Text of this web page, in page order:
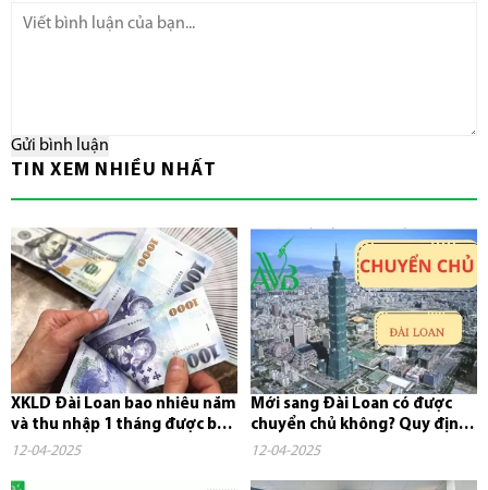
Gửi bình luận
TIN XEM NHIỀU NHẤT
XKLD Đài Loan bao nhiêu năm
và thu nhập 1 tháng được bao
nhiêu tiền?
12-04-2025
Mới sang Đài Loan có được
chuyển chủ không? Quy định,
chi phí và những điều cần...
12-04-2025